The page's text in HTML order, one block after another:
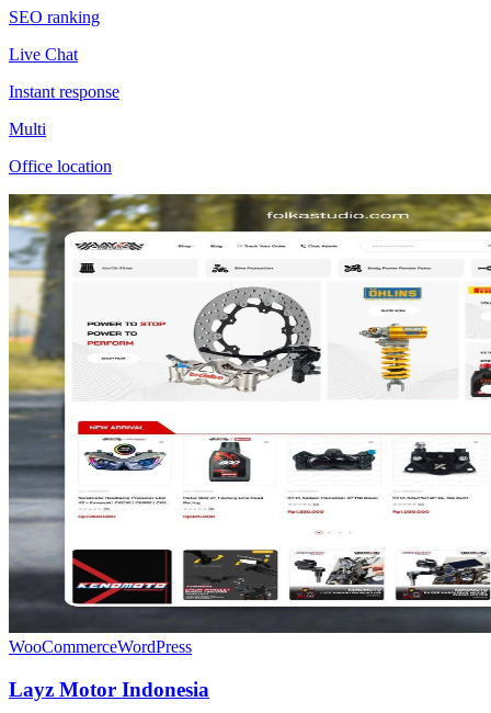
SEO ranking
Live Chat
Instant response
Multi
Office location
WooCommerceWordPress
Layz Motor Indonesia